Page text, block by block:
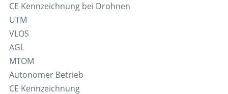
CE Kennzeichnung bei Drohnen
UTM
VLOS
AGL
MTOM
Autonomer Betrieb
CE Kennzeichnung